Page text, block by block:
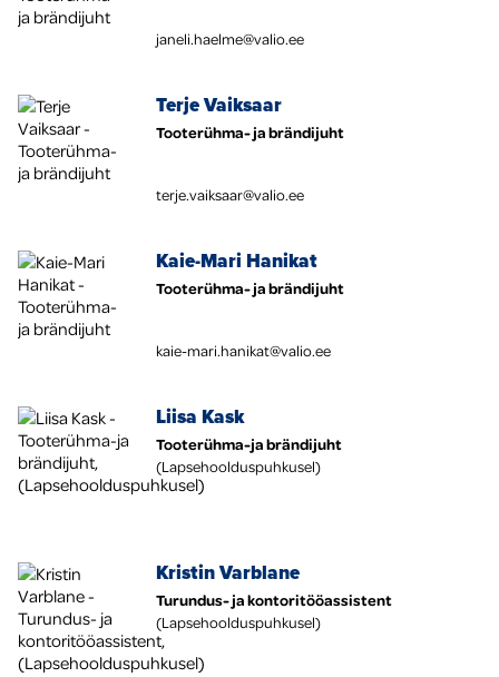
janeli.haelme@valio.ee
Terje Vaiksaar
Tooterühma- ja brändijuht
terje.vaiksaar@valio.ee
Kaie-Mari Hanikat
Tooterühma- ja brändijuht
kaie-mari.hanikat@valio.ee
Liisa Kask
Tooterühma-ja brändijuht
(Lapsehoolduspuhkusel)
Kristin Varblane
Turundus- ja kontoritööassistent
(Lapsehoolduspuhkusel)